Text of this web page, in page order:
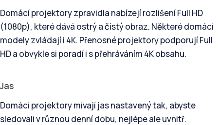
Domácí projektory zpravidla nabízejí rozlišení Full HD
(1080p), které dává ostrý a čistý obraz. Některé domácí
modely zvládají i 4K. Přenosné projektory podporují Full
HD a obvykle si poradí i s přehráváním 4K obsahu.
Jas
Domácí projektory mívají jas nastavený tak, abyste
sledovali v různou denní dobu, nejlépe ale uvnitř.